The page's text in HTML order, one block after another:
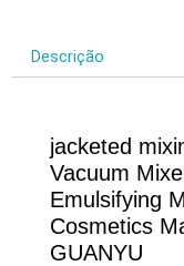
Descrição
jacketed
Vacuum
Emulsifying
Cosmetics
GUANYU